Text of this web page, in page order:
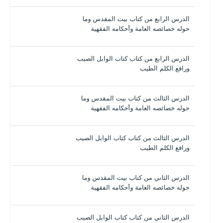
الدرس الرابع من كتاب بيت المقدس وما
حوله خصائصه العامة وأحكامه الفقهية
الدرس الرابع من كتاب كتاب الوابل الصيب
ورافع الكلم الطيب
الدرس الثالث من كتاب بيت المقدس وما
حوله خصائصه العامة وأحكامه الفقهية
الدرس الثالث من كتاب كتاب الوابل الصيب
ورافع الكلم الطيب
الدرس الثاني من كتاب بيت المقدس وما
حوله خصائصه العامة وأحكامه الفقهية
الدرس الثاني من كتاب كتاب الوابل الصيب